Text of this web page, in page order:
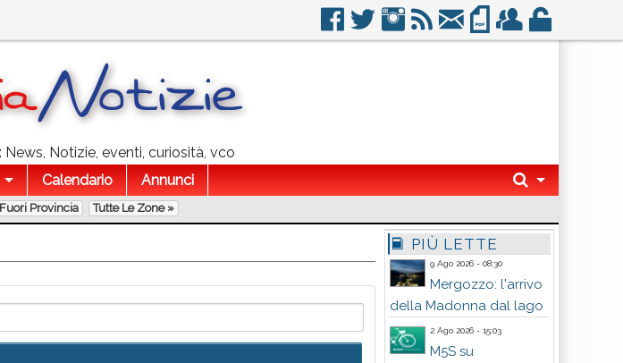
Notizie, eventi, curiosità, vco
Calendario Annunci
Fuori Provincia Tutte Le Zone »
PIÙ LETTE
9 Ago 2026 - 08:30
Mergozzo: l'arrivo
della Madonna dal lago
2 Ago 2026 - 15:03
M5S su